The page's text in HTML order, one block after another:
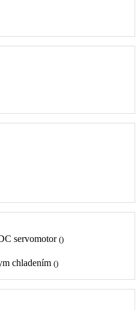
servomotor ()
chladením ()